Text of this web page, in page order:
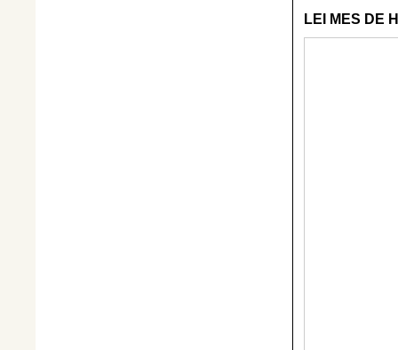
LEI MES DE